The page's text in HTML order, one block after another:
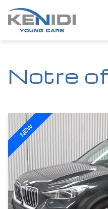
Notre
NEW